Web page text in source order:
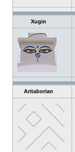
Xugin
Aritaborian